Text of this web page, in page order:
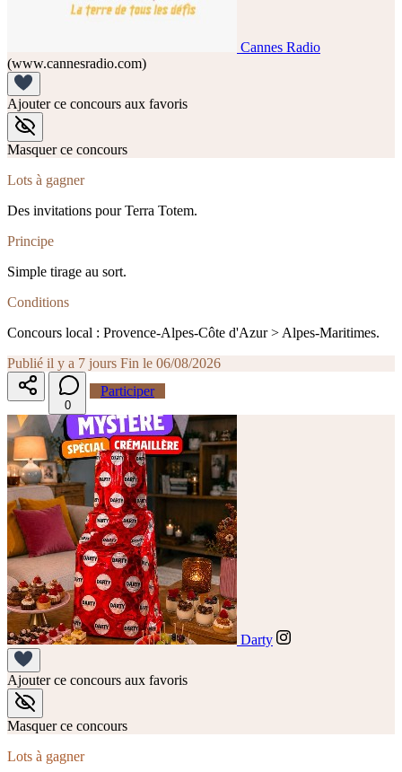
Cannes Radio
(www.cannesradio.com)
Ajouter ce concours aux favoris
Masquer ce concours
Lots à gagner
Des invitations pour Terra Totem.
Principe
Simple tirage au sort.
Conditions
Concours local : Provence-Alpes-Côte d'Azur > Alpes-Maritimes.
Publié il y a 7 jours Fin le 06/08/2026
0
Participer
Darty
Ajouter ce concours aux favoris
Masquer ce concours
Lots à gagner